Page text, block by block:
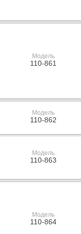
Модель
110-861
Модель
110-862
Модель
110-863
Модель
110-864